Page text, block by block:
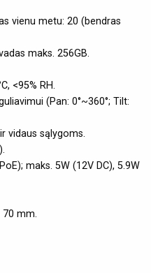
vienu metu: 20 (bendras
maks. 256GB.
<95% RH.
(Pan: 0°~360°; Tilt:
vidaus sąlygoms.
maks. 5W (12V DC), 5.9W
70 mm.